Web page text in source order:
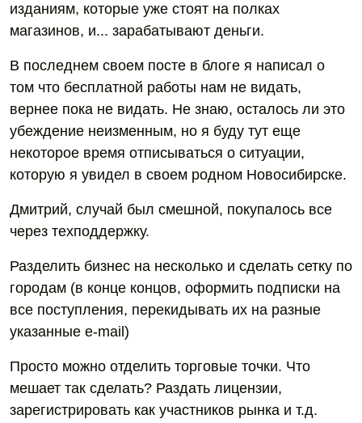
изданиям, которые уже стоят на полках
магазинов, и... зарабатывают деньги.
В последнем своем посте в блоге я написал о
том что бесплатной работы нам не видать,
вернее пока не видать. Не знаю, осталось ли это
убеждение неизменным, но я буду тут еще
некоторое время отписываться о ситуации,
которую я увидел в своем родном Новосибирске.
Дмитрий, случай был смешной, покупалось все
через техподдержку.
Разделить бизнес на несколько и сделать сетку по
городам (в конце концов, оформить подписки на
все поступления, перекидывать их на разные
указанные e-mail)
Просто можно отделить торговые точки. Что
мешает так сделать? Раздать лицензии,
зарегистрировать как участников рынка и т.д.